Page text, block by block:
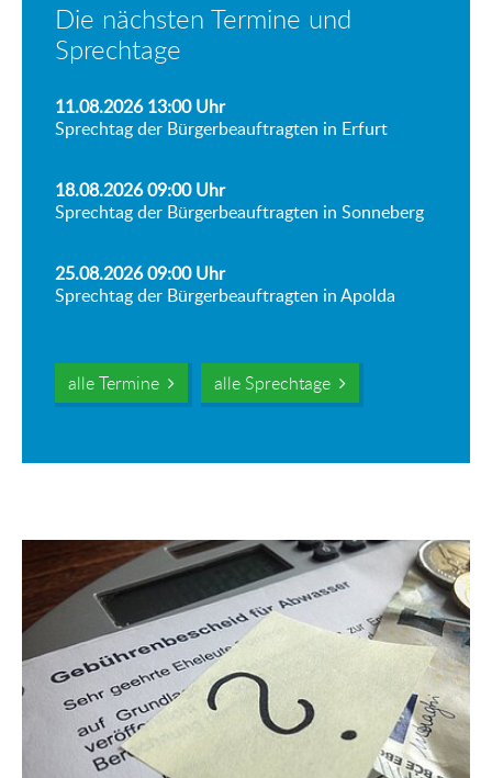
Die nächsten Termine und
Sprechtage
11.08.2026 13:00Uhr
Sprechtag der Bürgerbeauftragten in Erfurt
18.08.2026 09:00Uhr
Sprechtag der Bürgerbeauftragten in Sonneberg
25.08.2026 09:00Uhr
Sprechtag der Bürgerbeauftragten in Apolda
alle Termine alle Sprechtage